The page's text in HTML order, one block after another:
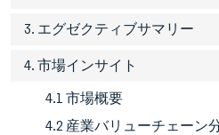
3. エグゼクティブサマリー
4. 市場インサイト
4.1 市場概要
4.2 産業バリューチェーン